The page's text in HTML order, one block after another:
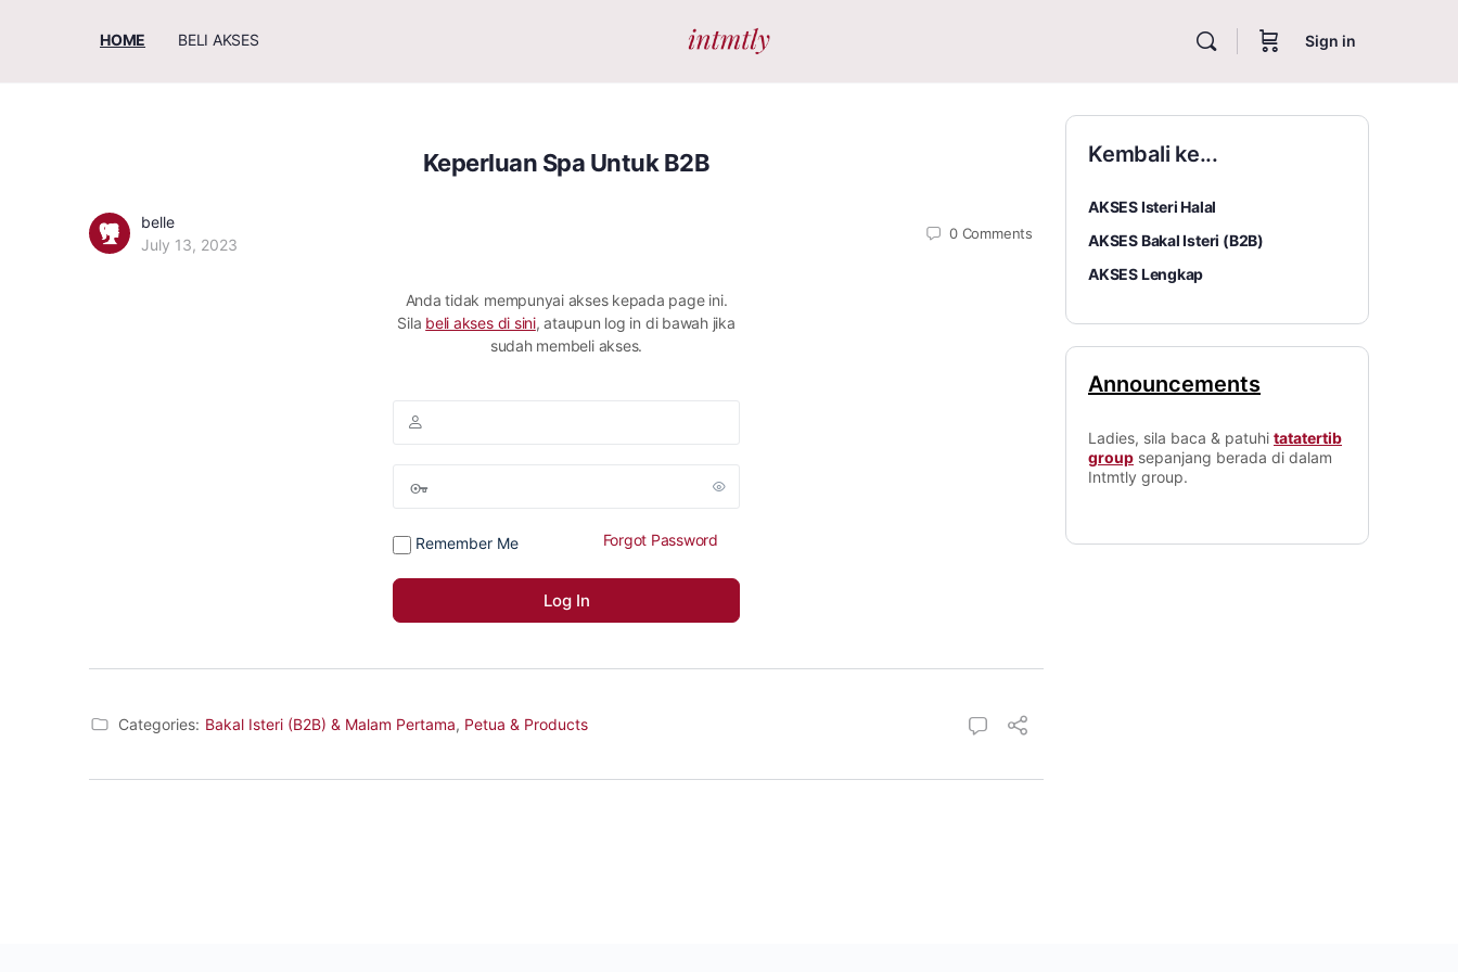
HOME BELI AKSES Sign in
Keperluan Spa Untuk B2B
belle
July 13, 2023
0 Comments
Anda tidak mempunyai akses kepada page ini.
Sila beli akses di sini, ataupun log in di bawah jika
sudah membeli akses.
Remember Me Forgot Password
Categories: Bakal Isteri (B2B) & Malam Pertama, Petua & Products
Kembali ke...
AKSES Isteri Halal
AKSES Bakal Isteri (B2B)
AKSES Lengkap
Announcements
Ladies, sila baca & patuhi tatatertib
group sepanjang berada di dalam
Intmtly group.